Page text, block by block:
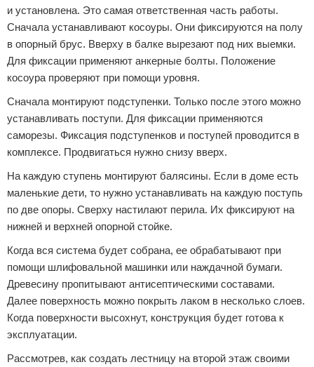
и установлена. Это самая ответственная часть работы.
Сначала устанавливают косоуры. Они фиксируются на полу
в опорный брус. Вверху в балке вырезают под них выемки.
Для фиксации применяют анкерные болты. Положение
косоура проверяют при помощи уровня.
Сначала монтируют подступенки. Только после этого можно
устанавливать поступи. Для фиксации применяются
саморезы. Фиксация подступенков и поступей проводится в
комплексе. Продвигаться нужно снизу вверх.
На каждую ступень монтируют балясины. Если в доме есть
маленькие дети, то нужно устанавливать на каждую поступь
по две опоры. Сверху настилают перила. Их фиксируют на
нижней и верхней опорной стойке.
Когда вся система будет собрана, ее обрабатывают при
помощи шлифовальной машинки или наждачной бумаги.
Древесину пропитывают антисептическими составами.
Далее поверхность можно покрыть лаком в несколько слоев.
Когда поверхности высохнут, конструкция будет готова к
эксплуатации.
Рассмотрев, как создать лестницу на второй этаж своими